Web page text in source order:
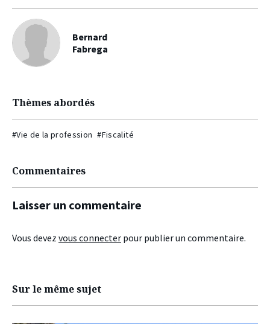
Bernard
Fabrega
Thèmes abordés
#Vie de la profession #Fiscalité
Commentaires
Laisser un commentaire
Vous devez vous connecter pour publier un commentaire.
Sur le même sujet